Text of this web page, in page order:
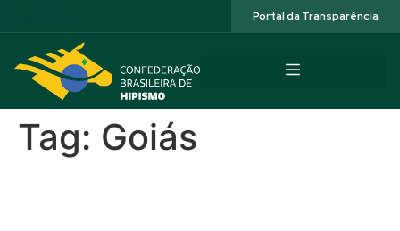
Portal da Transparência
Tag: Goiás